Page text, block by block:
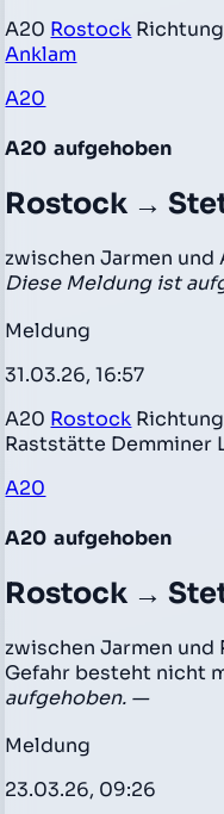
A20 Rostock
Anklam
A20
A20 aufgehoben
Rostock →
zwischen Jarmen
Diese Meldung ist
Meldung
31.03.26, 16:57
A20 Rostock
Raststätte Demminer
A20
A20 aufgehoben
Rostock →
zwischen Jarmen und
Gefahr besteht nicht
aufgehoben. —
Meldung
23.03.26, 09:26